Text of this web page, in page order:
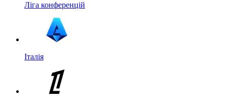
Ліга конференцій
Італія